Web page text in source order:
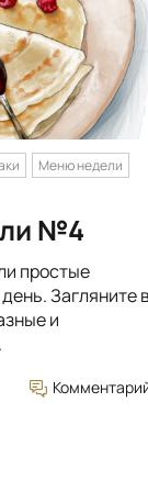
Меню недели
№4
простые
Загляните
и